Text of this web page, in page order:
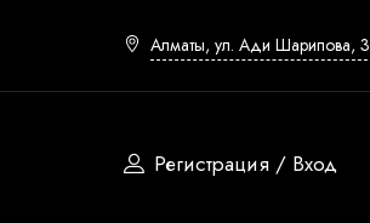
Алматы, ул. Ади Шарипова,
Регистрация / Вход